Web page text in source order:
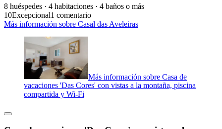
8 huéspedes · 4 habitaciones · 4 baños o más
10Excepcional1 comentario
Más información sobre Casal das Aveleiras
Más información sobre Casa de
vacaciones 'Das Cores' con vistas a la montaña, piscina
compartida y Wi-Fi